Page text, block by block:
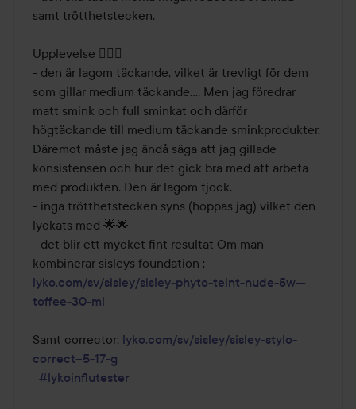
samt trötthetstecken.
Upplevelse 🤷🏾‍♀️
- den är lagom täckande, vilket är trevligt för dem
som gillar medium täckande.... Men jag föredrar
matt smink och full sminkat och därför
högtäckande till medium täckande sminkprodukter.
Däremot måste jag ändå säga att jag gillade
konsistensen och hur det gick bra med att arbeta
med produkten. Den är lagom tjock.
- inga trötthetstecken syns (hoppas jag) vilket den
lyckats med 🌟🌟
- det blir ett mycket fint resultat Om man
lyko.com/sv/sisley/sisley-phyto-teint-nude-5w---
toffee-30-ml
Samt corrector: lyko.com/sv/sisley/sisley-stylo-
correct--5-17-g
#lykoinflutester